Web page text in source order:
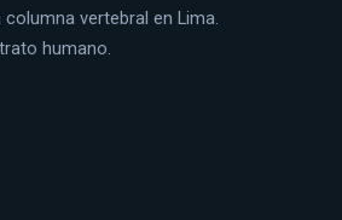
vertebral en Lima.
humano.